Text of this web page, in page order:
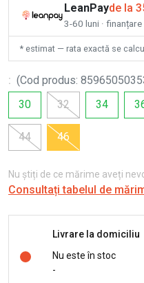
LeanPayde la
3-60 luni ·
* estimat — rata exactă se
: (Cod produs:
30
32 34
44 46
Nu știți de ce mărime aveți
Consultați tabelul de
Livrare la domiciliu
Nu este în stoc
-